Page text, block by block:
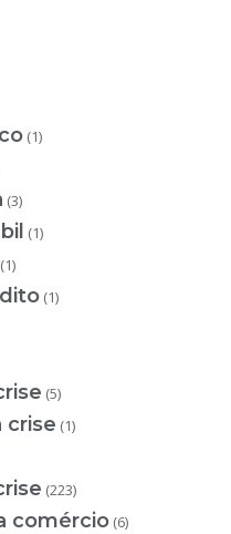
(1)
(3)
(1)
(1)
(1)
(5)
crise (1)
(223)
comércio (6)